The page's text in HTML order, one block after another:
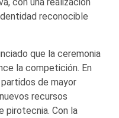
reconocible
que la ceremonia
la competición. En
de mayor
recursos
pirotecnia. Con la